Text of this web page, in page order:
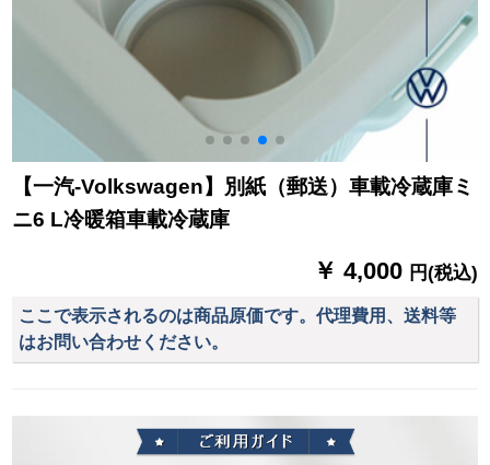
【一汽-Volkswagen】別紙（郵送）車載冷蔵庫ミ
ニ6 L冷暖箱車載冷蔵庫
￥ 4,000 円(税込)
ここで表示されるのは商品原価です。代理費用、送料等
はお問い合わせください。